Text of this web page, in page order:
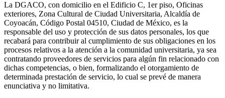
La DGACO, con domicilio en el Edificio C, 1er piso, Oficinas
exteriores, Zona Cultural de Ciudad Universitaria, Alcaldía de
Coyoacán, Código Postal 04510, Ciudad de México, es la
responsable del uso y protección de sus datos personales, los que
recabará para contribuir al cumplimiento de sus obligaciones en los
procesos relativos a la atención a la comunidad universitaria, ya sea
contratando proveedores de servicios para algún fin relacionado con
dichas competencias, o bien, formalizando el otorgamiento de
determinada prestación de servicio, lo cual se prevé de manera
enunciativa y no limitativa.